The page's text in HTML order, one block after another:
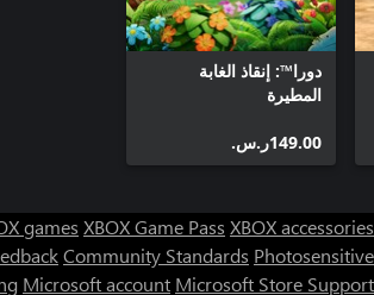
دورا™: إنقاذ الغابة
المطيرة
‪ر.س.‏‎149.00‬
games XBOX Game Pass XBOX accessories
Community Standards Photosensitive
Microsoft account Microsoft Store Support